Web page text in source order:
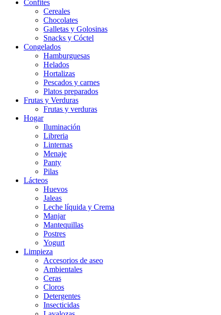
Confites
Cereales
Chocolates
Galletas y Golosinas
Snacks y Cóctel
Congelados
Hamburguesas
Helados
Hortalizas
Pescados y carnes
Platos preparados
Frutas y Verduras
Frutas y verduras
Hogar
Iluminación
Libreria
Linternas
Menaje
Panty
Pilas
Lácteos
Huevos
Jaleas
Leche líquida y Crema
Manjar
Mantequillas
Postres
Yogurt
Limpieza
Accesorios de aseo
Ambientales
Ceras
Cloros
Detergentes
Insecticidas